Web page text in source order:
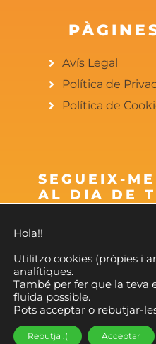
Avís Legal
Política de
Política de
SEGUEIX-
AL DIA DE
© Yuan Dao | 2022 Tots
Disseny Web SEO per
Hola!!
Utilitzo cookies (pròpies i
analítiques.
També per fer que la teva
fluida possible.
Pots acceptar o rebutjar-
Acceptar
Rebutja :(